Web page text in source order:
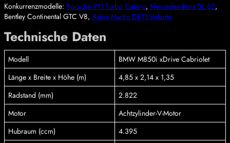
Konkurrenzmodelle: Porsche 911 Turbo Cabrio, Mercedes-Benz SL 63,
Bentley Continental GTC V8, Aston Martin DB11 Volante
Technische Daten
Modell
BMW M850i xDrive Cabriolet
Länge x Breite x Höhe (m)
4,85 x 2,14 x 1,35
Radstand (mm)
2.822
Motor
Achtzylinder-V-Motor
Hubraum (ccm)
4.395